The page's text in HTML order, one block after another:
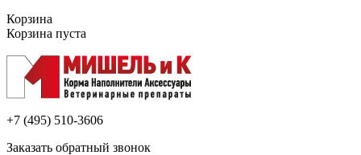
Корзина
Корзина пуста
+7 (495) 510-3606
Заказать обратный звонок